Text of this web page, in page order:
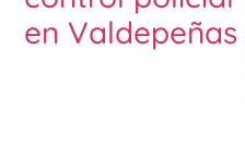
en Valdepeñas